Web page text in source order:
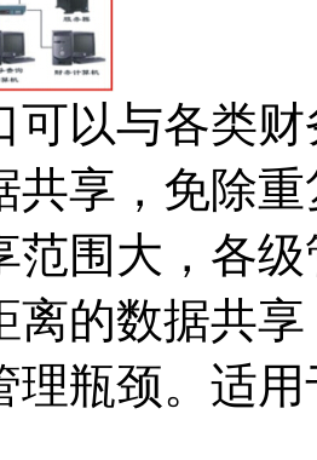
可以与各类
共享，免除
范围大，各
离的数据共
理瓶颈。适